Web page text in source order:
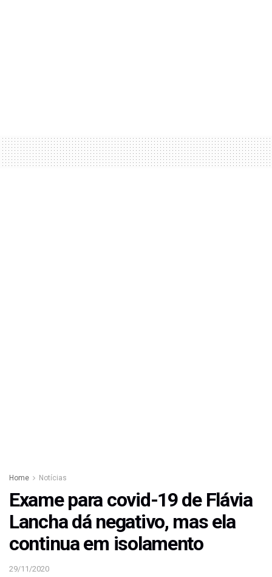
Home Notícias
Exame para covid-19 de Flávia
Lancha dá negativo, mas ela
continua em isolamento
29/11/2020